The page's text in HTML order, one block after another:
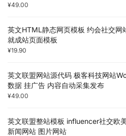
¥49.00
英文HTML静态网页模板 约会社交网
就成站页面模板
¥19.90
英文联盟网站源代码 极客科技网站
数据 挂广告 内容自动采集发布
¥49.00
英文联盟整站模板 influencer社交欧
新闻网站 图片网站